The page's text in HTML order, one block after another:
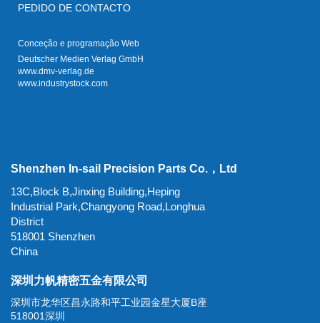
PEDIDO DE CONTACTO
Conceção e programação Web
Deutscher Medien Verlag GmbH
www.dmv-verlag.de
www.industrystock.com
Shenzhen In-sail Precision Parts Co.，Ltd
13C,Block B,Jinxing Building,Heping
Industrial Park,Changyong Road,Longhua
District
518001 Shenzhen
China
深圳力帆精密五金有限公司
深圳市龙华区昌永路和平工业园金星大厦B座
518001深圳